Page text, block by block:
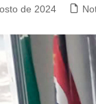
de 2024